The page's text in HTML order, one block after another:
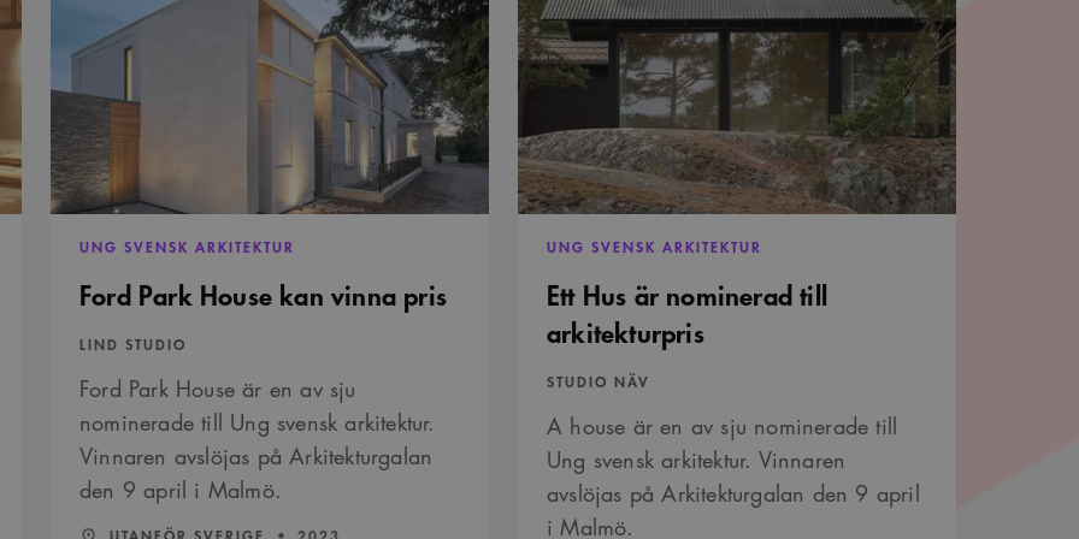
kan
pris
UNG SVENSK ARKITEKTUR
Ford Park House kan vinna pris
LIND STUDIO
Ford Park House är en av sju
nominerade till Ung svensk arkitektur.
Vinnaren avslöjas på Arkitekturgalan
den 9 april i Malmö.
LÄN:: ÅR:
Hus
är
nominerad
till
arkitekturpris
UNG SVENSK ARKITEKTUR
Ett Hus är nominerad till
arkitekturpris
STUDIO NÄV
A house är en av sju nominerade till
Ung svensk arkitektur. Vinnaren
avslöjas på Arkitekturgalan den 9 april
i Malmö.